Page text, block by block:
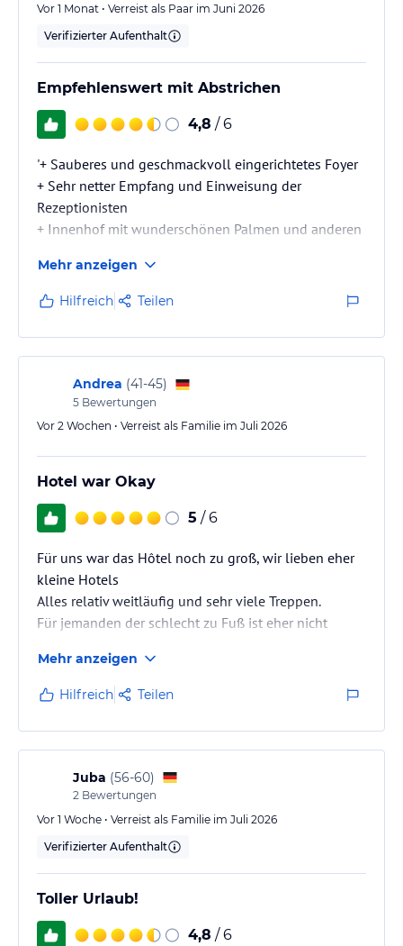
Vor 1 Monat • Verreist als Paar im Juni 2026
Verifizierter Aufenthalt
Empfehlenswert mit Abstrichen
4,8 / 6
'+ Sauberes und geschmackvoll eingerichtetes Foyer
+ Sehr netter Empfang und Einweisung der
Rezeptionisten
+ Innenhof mit wunderschönen Palmen und anderen
+ schöne Poollandschaft
- Sauberkeit des Appartements, speziell des Bades
nicht zufriedenstellend (hätte Renovierung nötig)
+ tolles Buffet am Abend, geschmacklich sehr gut
und abwechslungsreich
+ super nettes und hilfsbereites Personal, vor und
hinter des Tresens
- nur 2 Deckenventilator, keine Klimaanlage
Wäre die Einrichtung der Unterkunft…
Mehr anzeigen
Hilfreich Teilen
Andrea (41-45)
5 Bewertungen
Vor 2 Wochen • Verreist als Familie im Juli 2026
Hotel war Okay
5 / 6
Für uns war das Hôtel noch zu groß, wir lieben eher
kleine Hotels
Alles relativ weitläufig und sehr viele Treppen.
Für jemanden der schlecht zu Fuß ist eher nicht
Mehr anzeigen
Hilfreich Teilen
Juba (56-60)
2 Bewertungen
Vor 1 Woche • Verreist als Familie im Juli 2026
Verifizierter Aufenthalt
Toller Urlaub!
4,8 / 6